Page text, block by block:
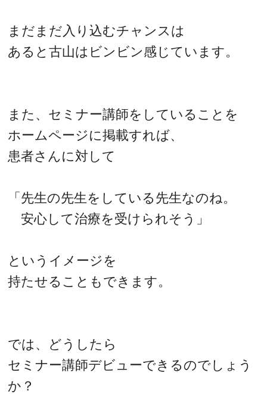
まだまだ入り込むチャンスは
あると古山はビンビン感じています。
また、セミナー講師をしていることを
ホームページに掲載すれば、
患者さんに対して
「先生の先生をしている先生なのね。
安心して治療を受けられそう」
というイメージを
持たせることもできます。
では、どうしたら
セミナー講師デビューできるのでしょう
か？